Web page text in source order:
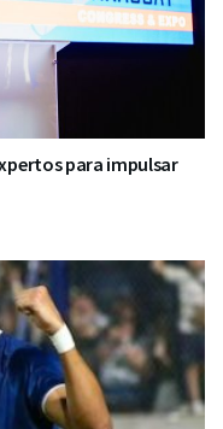
para impulsar